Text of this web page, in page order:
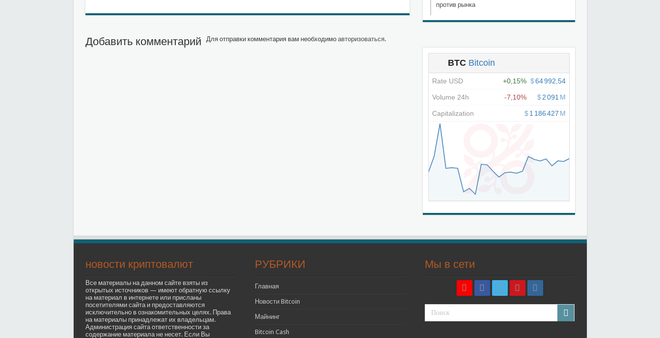
Добавить комментарий Для отправки комментария вам необходимо авторизоваться.
против рынка
новости криптовалют
Все материалы на данном сайте взяты из
открытых источников — имеют обратную ссылку
на материал в интернете или присланы
посетителями сайта и предоставляются
исключительно в ознакомительных целях. Права
на материалы принадлежат их владельцам.
Администрация сайта ответственности за
содержание материала не несет. Если Вы
РУБРИКИ
Главная
Новости Bitcoin
Майнинг
Bitcoin Cash
Мы в сети